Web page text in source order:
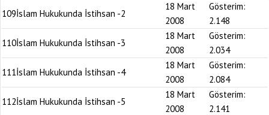
109İslam Hukukunda İstihsan -2
18 Mart
2008
Gösterim:
2.148
110İslam Hukukunda İstihsan -3
18 Mart
2008
Gösterim:
2.034
111İslam Hukukunda İstihsan -4
18 Mart
2008
Gösterim:
2.084
112İslam Hukukunda İstihsan -5
18 Mart
2008
Gösterim:
2.141